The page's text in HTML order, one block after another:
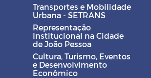
Transportes e Mobilidade
Urbana - SETRANS
Representação
Institucional na Cidade
de João Pessoa
Cultura, Turismo, Eventos
e Desenvolvimento
Econômico